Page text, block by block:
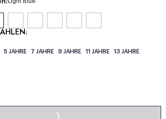
5 JAHRE 7 JAHRE 9 JAHRE 11 JAHRE 13 JAHRE
LOADING...